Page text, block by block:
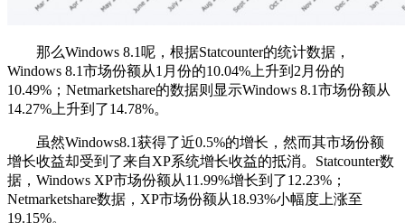
那么Windows 8.1呢，根据Statcounter的统计数据，
Windows 8.1市场份额从1月份的10.04%上升到2月份的
10.49%；Netmarketshare的数据则显示Windows 8.1市场份额从
14.27%上升到了14.78%。
虽然Windows8.1获得了近0.5%的增长，然而其市场份额
增长收益却受到了来自XP系统增长收益的抵消。Statcounter数
据，Windows XP市场份额从11.99%增长到了12.23%；
Netmarketshare数据，XP市场份额从18.93%小幅度上涨至
19.15%。